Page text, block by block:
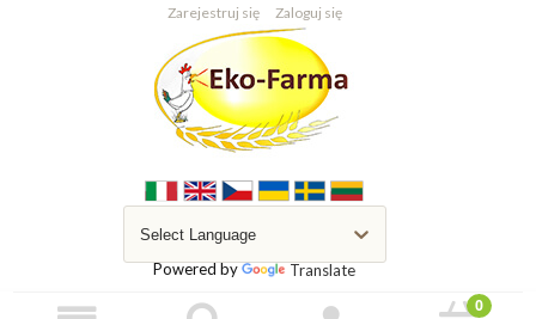
Zarejestruj się Zaloguj się
Powered by Translate